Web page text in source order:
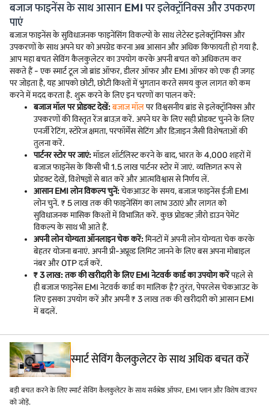
बजाज फाइनेंस के साथ आसान EMI पर इलेक्ट्रॉनिक्स और उपकरण
पाएं
बजाज फाइनेंस के सुविधाजनक फाइनेंसिंग विकल्पों के साथ लेटेस्ट इलेक्ट्रॉनिक्स और
उपकरणों के साथ अपने घर को अपग्रेड करना अब आसान और अधिक किफायती हो गया है.
आप महा बचत सेविंग कैलकुलेटर का उपयोग करके अपनी बचत को अधिकतम कर
सकते हैं - एक स्मार्ट टूल जो ब्रांड ऑफर, डीलर ऑफर और EMI ऑफर को एक ही जगह
पर जोड़ता है, यह आपको छोटी, छोटी किश्तों में भुगतान करते समय कुल लागत को कम
करने में मदद करता है. शुरू करने के लिए इन चरणों का पालन करें:
बजाज मॉल पर प्रोडक्ट देखें:बजाज मॉलपर विश्वसनीय ब्रांड से इलेक्ट्रॉनिक्स और
उपकरणों की विस्तृत रेंज ब्राउज़ करें. अपने घर के लिए सही प्रोडक्ट चुनने के लिए
एनर्जी रेटिंग, स्टोरेज क्षमता, परफॉर्मेंस सेटिंग और डिज़ाइन जैसी विशेषताओं की
तुलना करें.
पार्टनर स्टोर पर जाएं:मॉडल शॉर्टलिस्ट करने के बाद, भारत के 4,000 शहरों में
बजाज फाइनेंस के किसी भी 1.5 लाख पार्टनर स्टोर में जाएं. व्यक्तिगत रूप से
प्रोडक्ट देखें, विशेषज्ञों से बात करें और आत्मविश्वास से निर्णय लें.
आसान EMI लोन विकल्प चुनें:चेकआउट के समय, बजाज फाइनेंस ईजी EMI
लोन चुनें. ₹ 5 लाख तक की फाइनेंसिंग का लाभ उठाएं और लागत को
सुविधाजनक मासिक किश्तों में विभाजित करें. कुछ प्रोडक्ट ज़ीरो डाउन पेमेंट
विकल्प के साथ भी आते हैं.
अपनी लोन योग्यता ऑनलाइन चेक करें:मिनटों में अपनी लोन योग्यता चेक करके
बेहतर योजना बनाएं. अपनी प्री-अप्रूव्ड लिमिट जानने के लिए बस अपना मोबाइल
नंबर और OTP दर्ज करें.
₹ 3 लाख: तक की खरीदारी के लिए EMI नेटवर्क कार्ड का उपयोग करेंपहले से
ही बजाज फाइनेंस EMI नेटवर्क कार्ड का मालिक है? तुरंत, पेपरलेस चेकआउट के
लिए इसका उपयोग करें और अपनी ₹ 3 लाख तक की खरीदारी को आसान EMI
में बदलें.
स्मार्ट सेविंग कैलकुलेटर के साथ अधिक बचत करें
बड़ी बचत करने के लिए स्मार्ट सेविंग कैलकुलेटर के साथ सर्वश्रेष्ठ ऑफर, EMI प्लान और विशेष वाउचर
को जोड़ें.